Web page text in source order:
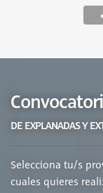
DE EXPLANADAS Y
Selecciona tu/s
cuales quieres